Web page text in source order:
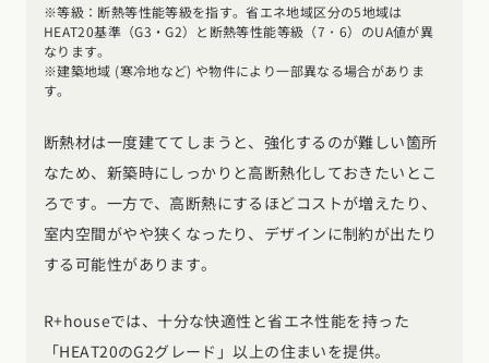
※等級：断熱等性能等級を指す。省エネ地域区分の5地域は
HEAT20基準（G3・G2）と断熱等性能等級（7 ･ 6）のUA値が異
なります。
※建築地域 (寒冷地など) や物件により一部異なる場合がありま
す。
断熱材は一度建ててしまうと、強化するのが難しい箇所
なため、新築時にしっかりと高断熱化しておきたいとこ
ろです。一方で、高断熱にするほどコストが増えたり、
室内空間がやや狭くなったり、デザインに制約が出たり
する可能性があります。
R+houseでは、十分な快適性と省エネ性能を持った
「HEAT20のG2グレード」以上の住まいを提供。